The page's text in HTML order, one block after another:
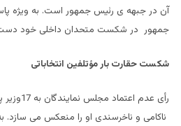
آن در جبهه ی رئیس جمهور است. به ویژه
جمهور در شکست متحدان داخلی خود
شکست حقارت بار مؤتلفین انتخاباتی
رأی عدم
ناکامی و ناخرسندی او را منعکس می